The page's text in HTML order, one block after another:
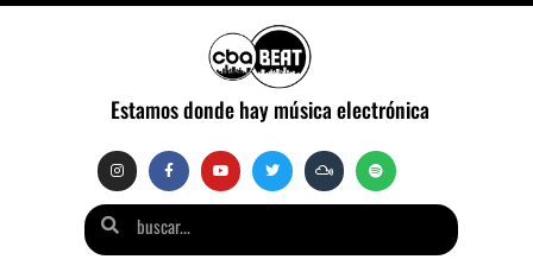
Estamos donde hay música electrónica